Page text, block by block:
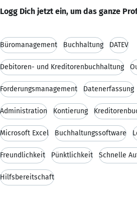
Logg Dich jetzt ein, um das ganze
Büromanagement Buchhaltung DATEV
Debitoren- und Kreditorenbuchhaltung
Forderungsmanagement Datenerfassung
Administration Kontierung
Microsoft Excel Buchhaltungssoftware
Freundlichkeit Pünktlichkeit Schnelle
Hilfsbereitschaft